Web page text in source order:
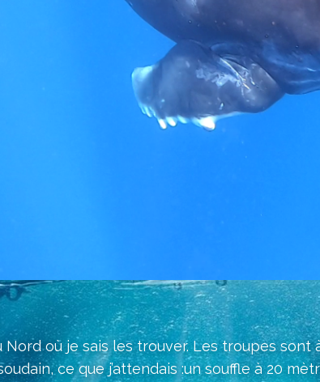
où je sais les trouver. Les troupes sont
ce que j’attendais :un souffle à 20